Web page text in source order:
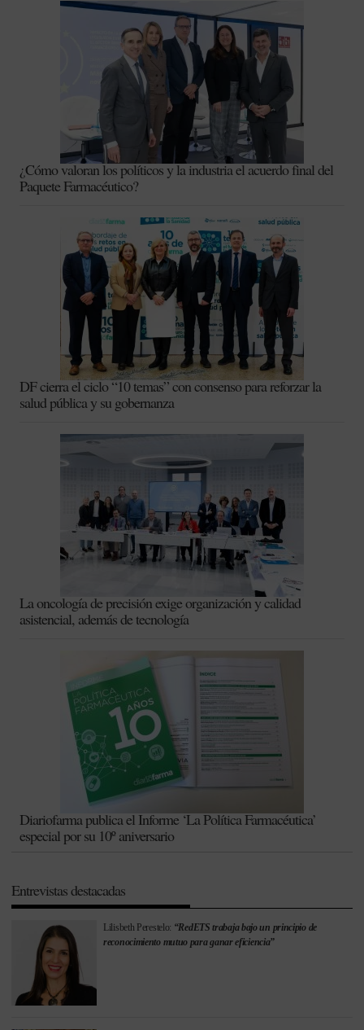
¿Cómo valoran los políticos y la industria el acuerdo final del
Paquete Farmacéutico?
DF cierra el ciclo “10 temas” con consenso para reforzar la
salud pública y su gobernanza
La oncología de precisión exige organización y calidad
asistencial, además de tecnología
Diariofarma publica el Informe ‘La Política Farmacéutica’
especial por su 10º aniversario
Entrevistas destacadas
Lilisbeth Perestelo: “RedETS trabaja bajo un principio de
reconocimiento mutuo para ganar eficiencia”